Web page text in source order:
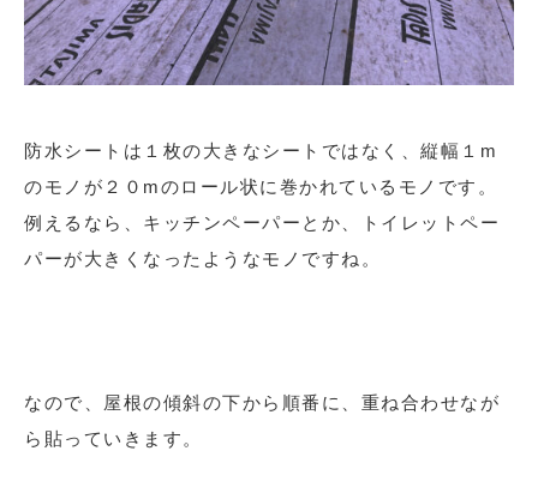
防水シートは１枚の大きなシートではなく、縦幅１m
のモノが２０mのロール状に巻かれているモノです。
例えるなら、キッチンペーパーとか、トイレットペー
パーが大きくなったようなモノですね。
なので、屋根の傾斜の下から順番に、重ね合わせなが
ら貼っていきます。